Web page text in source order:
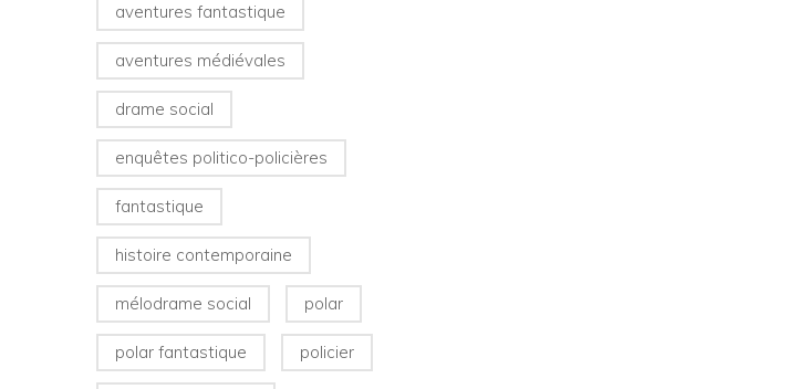
aventures fantastique
aventures médiévales
drame social
enquêtes politico-policières
fantastique
histoire contemporaine
mélodrame social polar
polar fantastique policier